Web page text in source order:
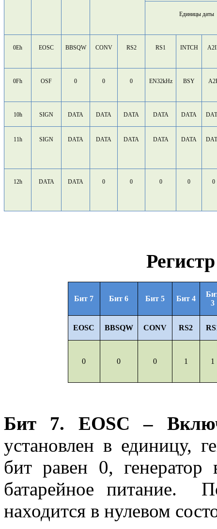
Единицы даты
0Eh EOSC BBSQW CONV RS2 RS1 INTCH
0Fh OSF 0 0 0 EN32kHz BSY
10h SIGN DATA DATA DATA DATA DATA
11h SIGN DATA DATA DATA DATA DATA
12h DATA DATA 0 0 0 0 0
Бит 7 Бит 6 Бит 5 Бит 4
3
EOSC BBSQW CONV RS2
0 0 0 1 1
Бит 7. EOSC
–
установлен в единицу,
бит равен 0, генератор
батарейное питание.
находится в нулевом